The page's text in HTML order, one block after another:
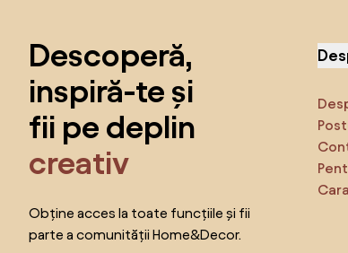
Descoperă,
inspiră-te și
fii pe deplin
creativ
Obține acces la toate funcțiile și fii
parte a comunității Home&Decor.